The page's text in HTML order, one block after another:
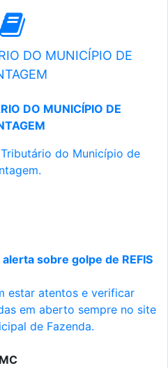
DO MUNICÍPIO DE
DO MUNICÍPIO DE
do Município de
sobre golpe de REFIS
estar atentos e verificar
em aberto sempre no site
de Fazenda.